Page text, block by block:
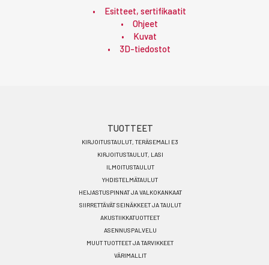
Esitteet, sertifikaatit
Ohjeet
Kuvat
3D-tiedostot
TUOTTEET
KIRJOITUSTAULUT, TERÄSEMALI E3
KIRJOITUSTAULUT, LASI
ILMOITUSTAULUT
YHDISTELMÄTAULUT
HEIJASTUSPINNAT JA VALKOKANKAAT
SIIRRETTÄVÄT SEINÄKKEET JA TAULUT
AKUSTIIKKATUOTTEET
ASENNUSPALVELU
MUUT TUOTTEET JA TARVIKKEET
VÄRIMALLIT